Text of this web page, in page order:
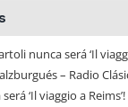
nunca será ‘Il
– Radio
‘Il viaggio a